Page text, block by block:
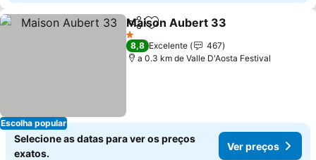
Escolha popular
PartilharAdicionar aos favoritos
Maison Aubert 33
1 Estrelas
8,8 Excelente
467
a 0.3 km de Valle D'Aosta Festival
Selecione as datas para ver os preços
exatos.
Ver preços